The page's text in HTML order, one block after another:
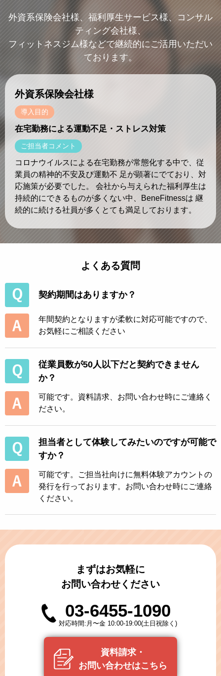
外資系保険会社様、福利厚生サービス様、コンサル
ティング会社様、
フィットネスジム様などで継続的にご活用いただい
ております。
外資系保険会社様
導入目的
在宅勤務による運動不足・ストレス対策
ご担当者コメント
コロナウイルスによる在宅勤務が常態化する中で、従
業員の精神的不安及び運動不 足が顕著にでており、対
応施策が必要でした。 会社から与えられた福利厚生は
持続的にできるものが多くない中、BeneFitnessは 継
続的に続ける社員が多くとても満足しております。
よくある質問
契約期間はありますか？
年間契約となりますが柔軟に対応可能ですので、
お気軽にご相談ください
従業員数が50人以下だと契約できません
か？
可能です。資料請求、お問い合わせ時にご連絡く
ださい。
担当者として体験してみたいのですが可能で
すか？
可能です。ご担当社向けに無料体験アカウントの
発行を行っております。お問い合わせ時にご連絡
ください。
まずはお気軽に
お問い合わせください
03-6455-1090
対応時間:月〜金 10:00-19:00(土日祝除く)
資料請求・
お問い合わせはこちら